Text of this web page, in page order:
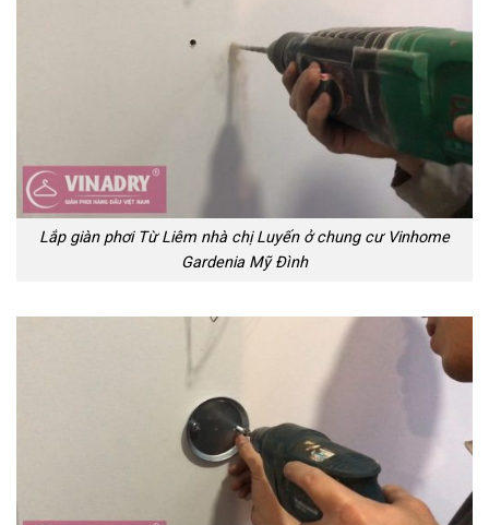
Lắp giàn phơi Từ Liêm nhà chị Luyến ở chung cư Vinhome
Gardenia Mỹ Đình